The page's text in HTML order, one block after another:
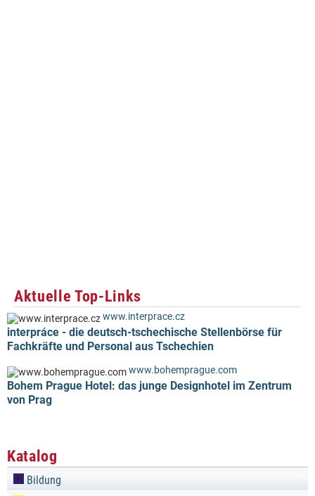
Aktuelle Top-Links
www.interprace.cz
interpráce - die deutsch-tschechische Stellenbörse für
Fachkräfte und Personal aus Tschechien
www.bohemprague.com
Bohem Prague Hotel: das junge Designhotel im Zentrum
von Prag
Katalog
Bildung